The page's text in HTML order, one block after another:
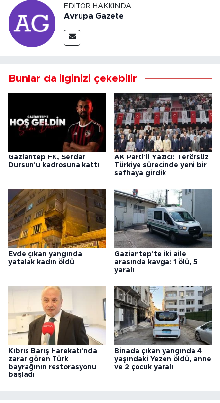
EDITÖR HAKKINDA
Avrupa Gazete
Bunlar da ilginizi çekebilir
Gaziantep FK, Serdar
Dursun'u kadrosuna kattı
AK Parti'li Yazıcı: Terörsüz
Türkiye sürecinde yeni bir
safhaya girdik
Evde çıkan yangında
yatalak kadın öldü
Gaziantep'te iki aile
arasında kavga: 1 ölü, 5
yaralı
Kıbrıs Barış Harekatı'nda
zarar gören Türk
bayrağının restorasyonu
başladı
Binada çıkan yangında 4
yaşındaki Yezen öldü, anne
ve 2 çocuk yaralı